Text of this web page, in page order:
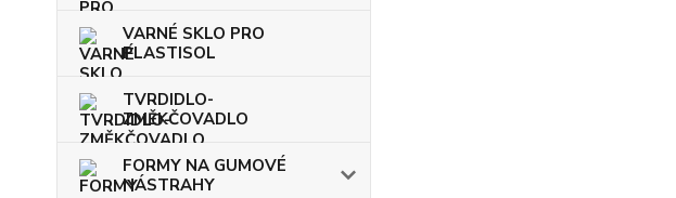
VARNÉ SKLO PRO
PLASTISOL
TVRDIDLO-
ZMĚKČOVADLO
FORMY NA GUMOVÉ
NÁSTRAHY